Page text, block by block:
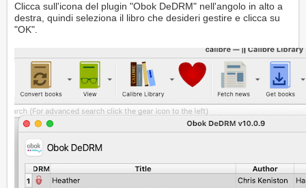
Clicca sull'icona del plugin "Obok DeDRM" nell'angolo in alto a
destra, quindi seleziona il libro che desideri gestire e clicca su
"OK".